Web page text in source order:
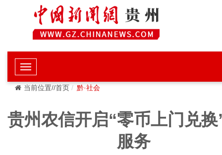
当前位置//首页 黔·社会
贵州农信开启“零币上门兑换
服务